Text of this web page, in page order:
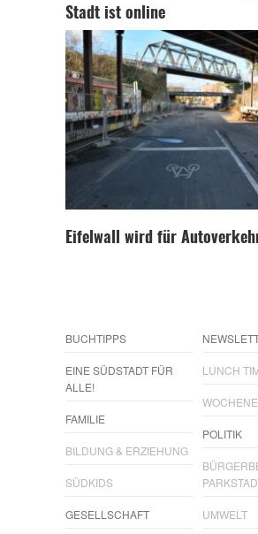
Stadt ist online
Eifelwall wird für
BUCHTIPPS
EINE SÜDSTADT FÜR
ALLE!
FAMILIE
BILDUNG & ERZIEHUNG
SÜDKIDS
GESELLSCHAFT
LUNCH
POLITIK
UMWELT